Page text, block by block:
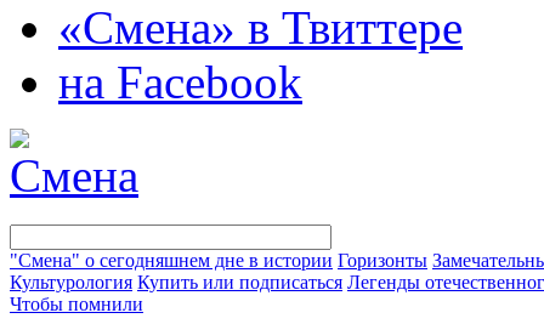
«Смена» в Твиттере
на Facebook
"Смена" о сегодняшнем дне в истории Горизонты
Культурология Купить или подписаться Легенды
Чтобы помнили